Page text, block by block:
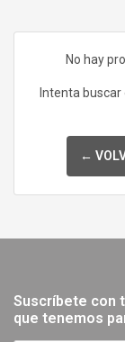
No hay
Intenta
←
Suscríbete con
que tenemos